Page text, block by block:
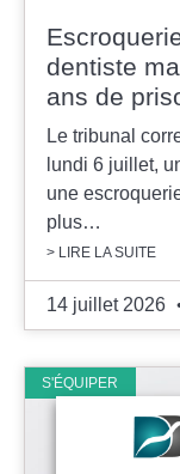
dentiste
ans de
Le tribunal
lundi 6 juillet,
une
plus…
> LIRE LA SUITE
14 juillet 2026
S'ÉQUIPER